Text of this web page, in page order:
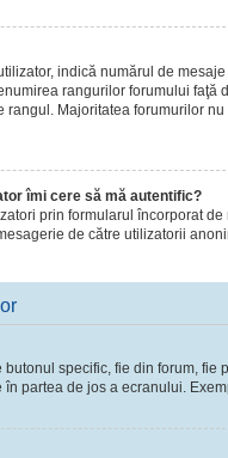
indică numărul de
rangurilor forumului
Majoritatea forumurilor
îmi cere să mă autentific?
prin formularul încorporat
de către utilizatorii
specific, fie din forum,
partea de jos a ecranului.